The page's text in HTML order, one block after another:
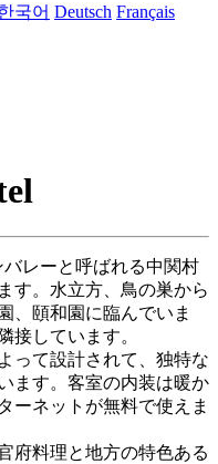
국어 Deutsch Français
レーと呼ばれる中関村
す。水立方、鳥の巣から
、頤和園に臨んでいま
接しています。
って設計されて、独特な
ます。客室の内装は暖か
ーネットが無料で使えま
府料理と地方の特色ある